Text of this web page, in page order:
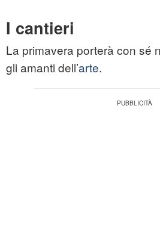
I cantieri
La primavera porterà con sé
gli amanti dell’arte.